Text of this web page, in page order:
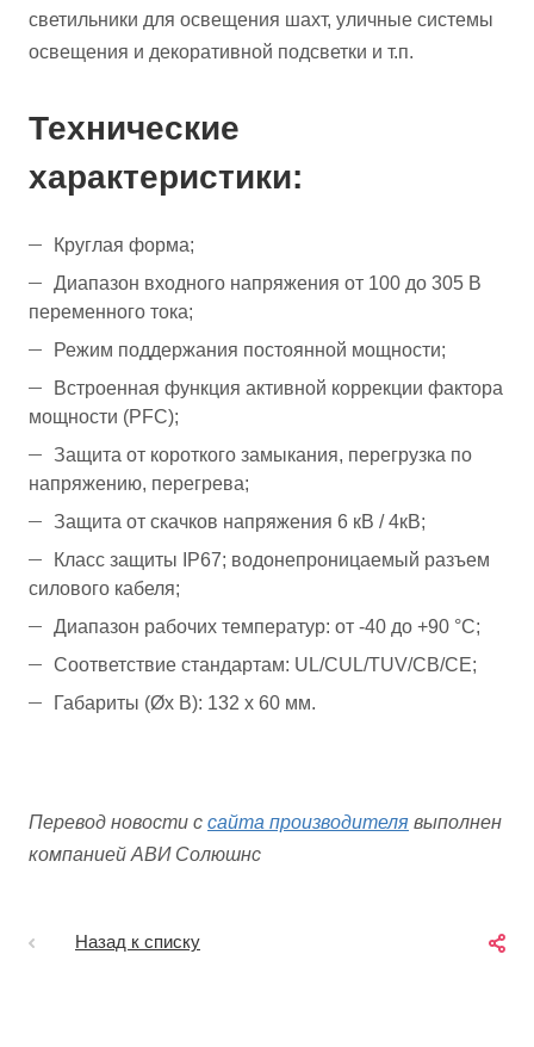
светильники для освещения шахт, уличные системы
освещения и декоративной подсветки и т.п.
Технические
характеристики:
Круглая форма;
Диапазон входного напряжения от 100 до 305 В
переменного тока;
Режим поддержания постоянной мощности;
Встроенная функция активной коррекции фактора
мощности (PFC);
Защита от короткого замыкания, перегрузка по
напряжению, перегрева;
Защита от скачков напряжения 6 кВ / 4кВ;
Класс защиты IP67; водонепроницаемый разъем
силового кабеля;
Диапазон рабочих температур: от -40 до +90 °С;
Соответствие стандартам: UL/CUL/TUV/CB/CE;
Габариты (Øx В): 132 x 60 мм.
Перевод новости с сайта производителя выполнен
компанией АВИ Солюшнс
Назад к списку